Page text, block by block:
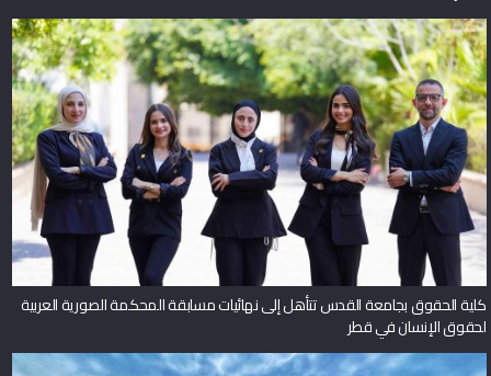
كلية الحقوق بجامعة القدس تتأهل إلى نهائيات مسابقة المحكمة الصورية العربية
لحقوق الإنسان في قطر